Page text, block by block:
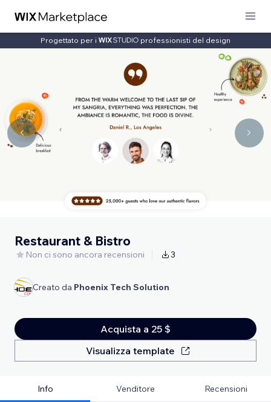
Progettato per i professionisti del design
Restaurant & Bistro
Non ci sono ancora recensioni 3
Creato da Phoenix Tech Solution
Acquista a 25 $
Visualizza template
Info Venditore Recensioni